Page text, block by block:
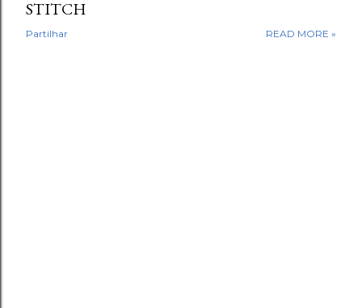
STITCH
Partilhar READ MORE »